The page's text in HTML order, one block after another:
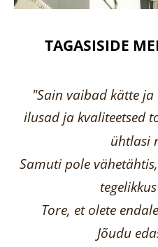
TAGASISIDE
"Sain vaibad kätte
ilusad ja kvaliteetsed
ühtlasi
Samuti pole
Tore, et olete
Jõudu